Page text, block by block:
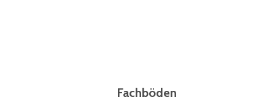
Fachböden